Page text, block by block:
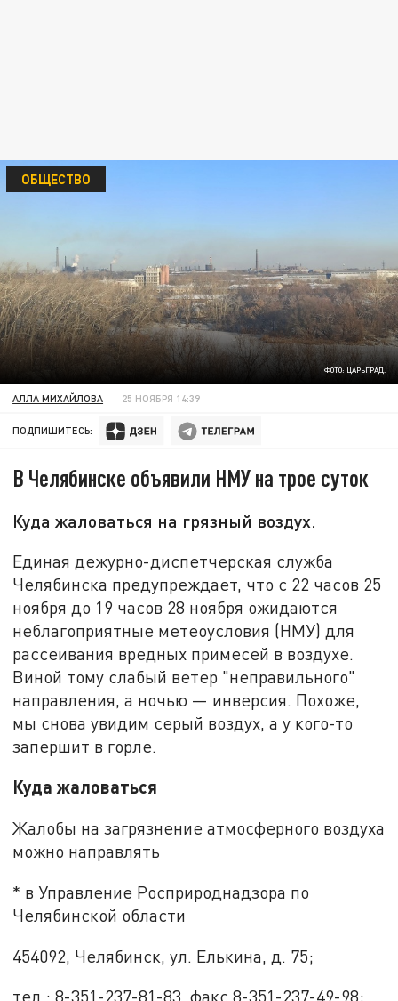
ФОТО: ЦАРЬГРАД.
ОБЩЕСТВО
АЛЛА МИХАЙЛОВА 25 НОЯБРЯ 14:39
ПОДПИШИТЕСЬ:
В Челябинске объявили НМУ на трое суток
Куда жаловаться на грязный воздух.
Единая дежурно-диспетчерская служба
Челябинска предупреждает, что с 22 часов 25
ноября до 19 часов 28 ноября ожидаются
неблагоприятные метеоусловия (НМУ) для
рассеивания вредных примесей в воздухе.
Виной тому слабый ветер "неправильного"
направления, а ночью — инверсия. Похоже,
мы снова увидим серый воздух, а у кого-то
запершит в горле.
Куда жаловаться
Жалобы на загрязнение атмосферного воздуха
можно направлять
* в Управление Росприроднадзора по
Челябинской области
454092, Челябинск, ул. Елькина, д. 75;
тел.: 8-351-237-81-83, факс 8-351-237-49-98;